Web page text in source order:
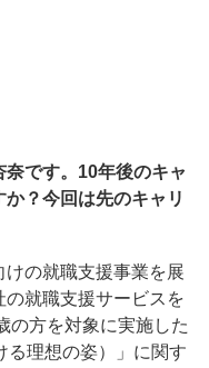
です。10年後のキャ
？今回は先のキャリ
の就職支援事業を展
就職支援サービスを
の方を対象に実施した
る理想の姿）」に関す